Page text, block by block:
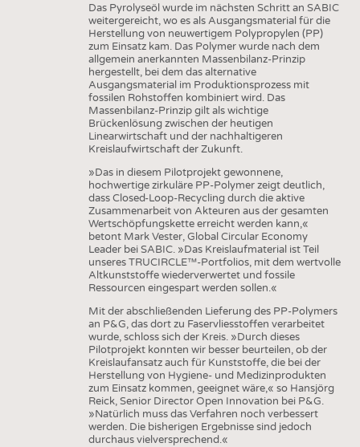
Das Pyrolyseöl wurde im nächsten Schritt an SABIC
weitergereicht, wo es als Ausgangsmaterial für die
Herstellung von neuwertigem Polypropylen (PP)
zum Einsatz kam. Das Polymer wurde nach dem
allgemein anerkannten Massenbilanz-Prinzip
hergestellt, bei dem das alternative
Ausgangsmaterial im Produktionsprozess mit
fossilen Rohstoffen kombiniert wird. Das
Massenbilanz-Prinzip gilt als wichtige
Brückenlösung zwischen der heutigen
Linearwirtschaft und der nachhaltigeren
Kreislaufwirtschaft der Zukunft.
»Das in diesem Pilotprojekt gewonnene,
hochwertige zirkuläre PP-Polymer zeigt deutlich,
dass Closed-Loop-Recycling durch die aktive
Zusammenarbeit von Akteuren aus der gesamten
Wertschöpfungskette erreicht werden kann,«
betont Mark Vester, Global Circular Economy
Leader bei SABIC. »Das Kreislaufmaterial ist Teil
unseres TRUCIRCLE™-Portfolios, mit dem wertvolle
Altkunststoffe wiederverwertet und fossile
Ressourcen eingespart werden sollen.«
Mit der abschließenden Lieferung des PP-Polymers
an P&G, das dort zu Faservliesstoffen verarbeitet
wurde, schloss sich der Kreis. »Durch dieses
Pilotprojekt konnten wir besser beurteilen, ob der
Kreislaufansatz auch für Kunststoffe, die bei der
Herstellung von Hygiene- und Medizinprodukten
zum Einsatz kommen, geeignet wäre,« so Hansjörg
Reick, Senior Director Open Innovation bei P&G.
»Natürlich muss das Verfahren noch verbessert
werden. Die bisherigen Ergebnisse sind jedoch
durchaus vielversprechend.«